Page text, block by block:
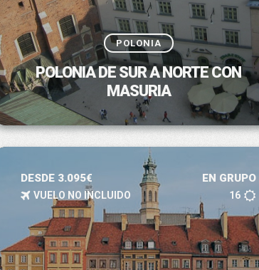
POLONIA
POLONIA DE SUR A NORTE CON
MASURIA
DESDE 3.095€ EN GRUPO
VUELO NO INCLUIDO 16